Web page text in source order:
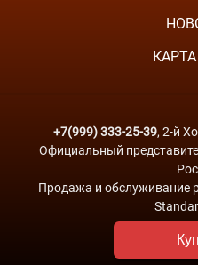
+7(999) 333-25-39, 2-й
Официальный
Продажа и обслуживание